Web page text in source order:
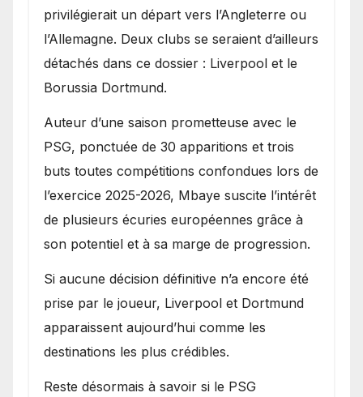
privilégierait un départ vers l’Angleterre ou
l’Allemagne. Deux clubs se seraient d’ailleurs
détachés dans ce dossier : Liverpool et le
Borussia Dortmund.
Auteur d’une saison prometteuse avec le
PSG, ponctuée de 30 apparitions et trois
buts toutes compétitions confondues lors de
l’exercice 2025-2026, Mbaye suscite l’intérêt
de plusieurs écuries européennes grâce à
son potentiel et à sa marge de progression.
Si aucune décision définitive n’a encore été
prise par le joueur, Liverpool et Dortmund
apparaissent aujourd’hui comme les
destinations les plus crédibles.
Reste désormais à savoir si le PSG